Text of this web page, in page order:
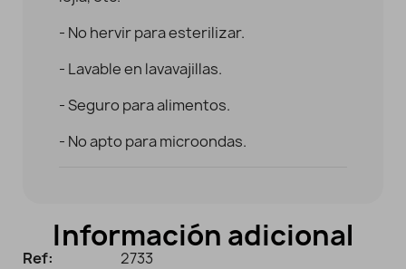
- No hervir para esterilizar.
- Lavable en lavavajillas.
- Seguro para alimentos.
- No apto para microondas.
Información adicional
Ref:
2733